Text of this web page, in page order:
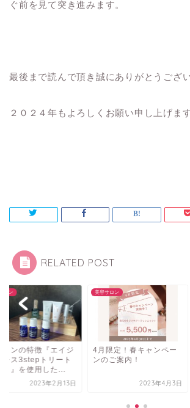
ぐ前を見て突き進みます。
最後まで読んで頂き誠にありがとうござ
２０２４年もよろしくお願い申し上げま
RELATED POST
ロン
ロンの特徴『エイジ
レス3stepトリート
ト』を使用した...
2023年2月13日
美容サロン
4月限定！春キャンペー
ンのご案内！
2023年4月3日